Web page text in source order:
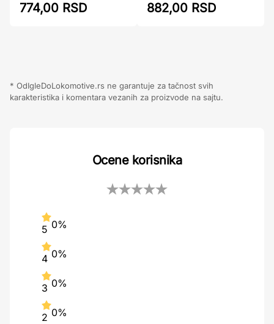
774,00 RSD 882,00 RSD
* OdIgleDoLokomotive.rs ne garantuje za tačnost svih
karakteristika i komentara vezanih za proizvode na sajtu.
Ocene korisnika
5 0%
4 0%
3 0%
2 0%